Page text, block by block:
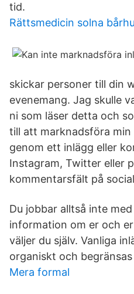
tid.
Rättsmedicin solna
skickar personer till din
evenemang. Jag skulle
ni som läser detta och
till att marknadsföra min
genom ett inlägg eller
Instagram, Twitter eller
kommentarsfält på
Du jobbar alltså inte
information om er och
väljer du själv. Vanliga
organiskt och
Mera formal